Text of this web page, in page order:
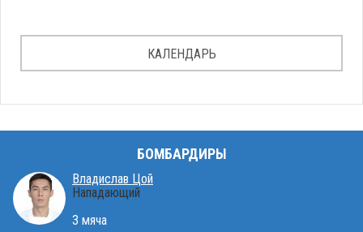
КАЛЕНДАРЬ
БОМБАРДИРЫ
Владислав Цой
Нападающий
3 мяча